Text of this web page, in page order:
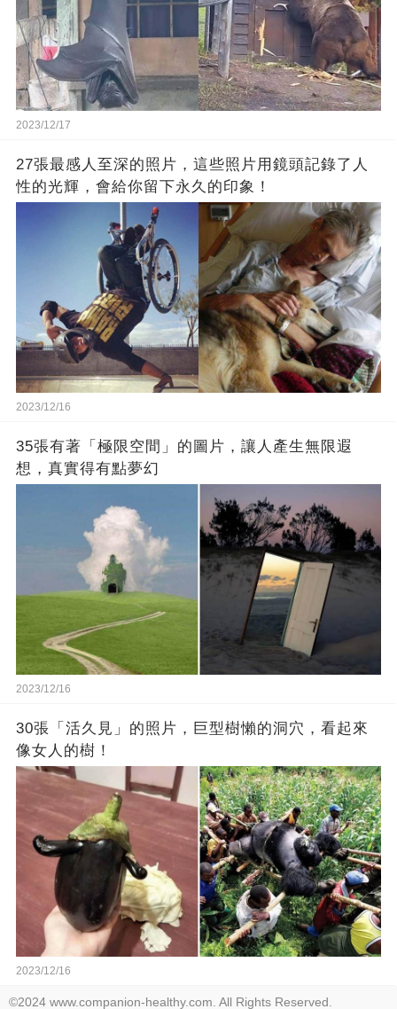
2023/12/17
27張最感人至深的照片，這些照片用鏡頭記錄了人
性的光輝，會給你留下永久的印象！
2023/12/16
35張有著「極限空間」的圖片，讓人產生無限遐
想，真實得有點夢幻
2023/12/16
30張「活久見」的照片，巨型樹懶的洞穴，看起來
像女人的樹！
2023/12/16
©2024 www.companion-healthy.com. All Rights Reserved.